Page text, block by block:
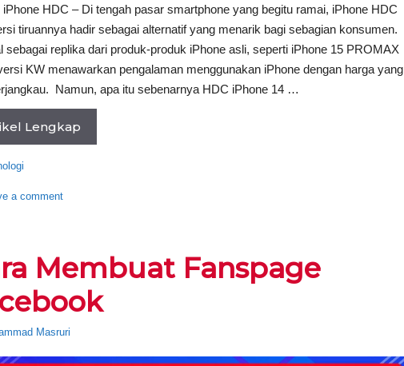
iPhone HDC – Di tengah pasar smartphone yang begitu ramai, iPhone HDC
tiruannya hadir sebagai alternatif yang menarik bagi sebagian konsumen.
sebagai replika dari produk-produk iPhone asli, seperti iPhone 15 PROMAX
KW menawarkan pengalaman menggunakan iPhone dengan harga yang
Namun, apa itu sebenarnya HDC iPhone 14 …
Lengkap
a comment
Membuat Fanspage
Masruri